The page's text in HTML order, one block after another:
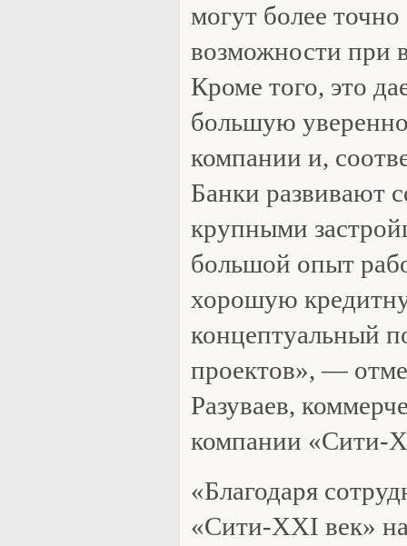
могут более
возможности при
Кроме того, это
большую
компании и,
Банки развивают
крупными
большой опыт
хорошую
концептуальный
проектов», —
Разуваев,
компании «Сити-
«Благодаря
«Сити-XXI век»